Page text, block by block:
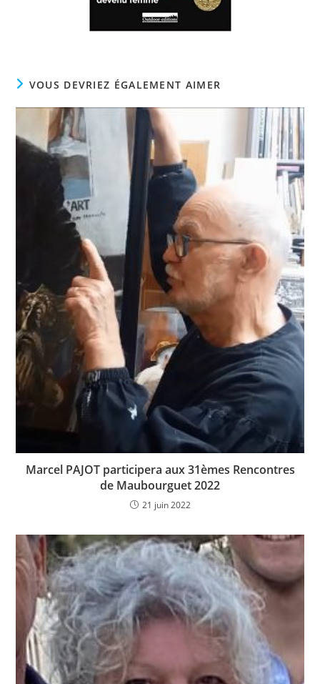
VOUS DEVRIEZ ÉGALEMENT AIMER
Marcel PAJOT participera aux 31èmes Rencontres
de Maubourguet 2022
21 juin 2022